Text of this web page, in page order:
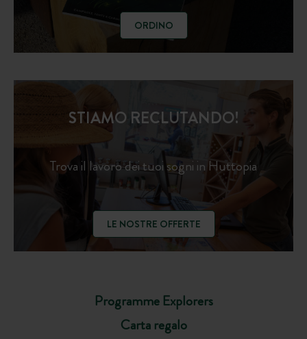
ORDINO
Programme Explorers
Carta regalo
STIAMO RECLUTANDO!
Trova il lavoro dei tuoi sogni in Huttopia
LE NOSTRE OFFERTE